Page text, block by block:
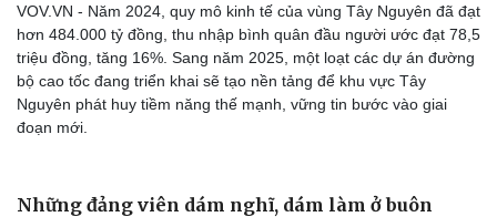
Du lịch
Tư vấn
Săn Tour
check-in
Podcast
Câu chuyện thời sự
Đọc truyện đêm khuya
Cửa sổ tình yêu
Kể chuyện cho bé
VOV.VN - Năm 2024, quy mô kinh tế của vùng Tây Nguyên đã đạt
hơn 484.000 tỷ đồng, thu nhập bình quân đầu người ước đạt 78,5
triệu đồng, tăng 16%. Sang năm 2025, một loạt các dự án đường
bộ cao tốc đang triển khai sẽ tạo nền tảng để khu vực Tây
Nguyên phát huy tiềm năng thế mạnh, vững tin bước vào giai
đoạn mới.
Những đảng viên dám nghĩ, dám làm ở buôn